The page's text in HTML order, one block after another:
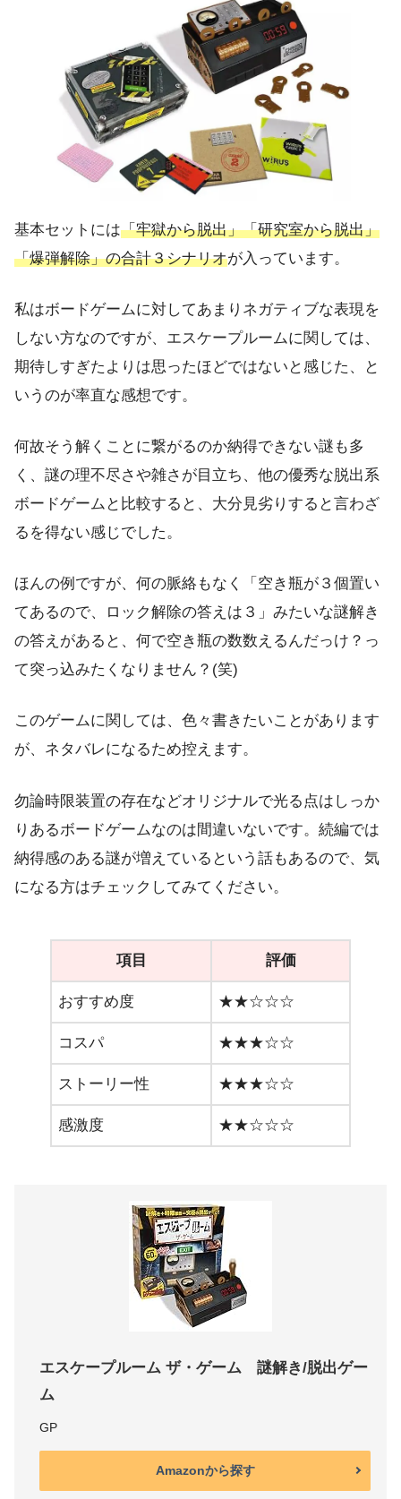
基本セットには「牢獄から脱出」「研究室から脱出」
「爆弾解除」の合計３シナリオが入っています。
私はボードゲームに対してあまりネガティブな表現を
しない方なのですが、エスケープルームに関しては、
期待しすぎたよりは思ったほどではないと感じた、と
いうのが率直な感想です。
何故そう解くことに繋がるのか納得できない謎も多
く、謎の理不尽さや雑さが目立ち、他の優秀な脱出系
ボードゲームと比較すると、大分見劣りすると言わざ
るを得ない感じでした。
ほんの例ですが、何の脈絡もなく「空き瓶が３個置い
てあるので、ロック解除の答えは３」みたいな謎解き
の答えがあると、何で空き瓶の数数えるんだっけ？っ
て突っ込みたくなりません？(笑)
このゲームに関しては、色々書きたいことがあります
が、ネタバレになるため控えます。
勿論時限装置の存在などオリジナルで光る点はしっか
りあるボードゲームなのは間違いないです。続編では
納得感のある謎が増えているという話もあるので、気
になる方はチェックしてみてください。
項目 評価
おすすめ度 ★★☆☆☆
コスパ ★★★☆☆
ストーリー性 ★★★☆☆
感激度 ★★☆☆☆
エスケープルーム ザ・ゲーム 謎解き/脱出ゲー
ム
GP
Amazonから探す